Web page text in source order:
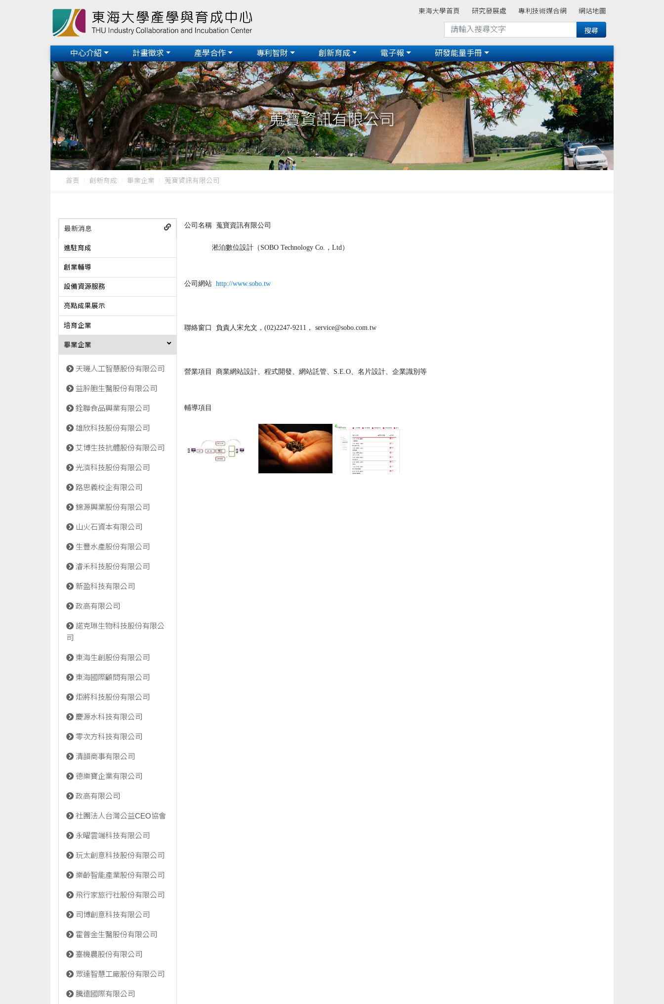
東海大學首頁 研究發展處 專利技術媒合網 網站地圖
中心介紹 計畫徵求 產學合作 專利智財 創新育成 電子報 研發能量手冊
蒐寶資訊有限公司
首頁 創新育成 畢業企業 蒐寶資訊有限公司
最新消息
進駐育成
創業輔導
設備資源服務
亮點成果展示
培育企業
畢業企業
天璣人工智慧股份有限公司
益肸胞生醫股份有限公司
銓聯食品興業有限公司
雄欣科技股份有限公司
艾博生技抗體股份有限公司
光濟科技股份有限公司
路思義校企有限公司
錦源興業股份有限公司
山火石資本有限公司
生豐水產股份有限公司
濬禾科技股份有限公司
新盈科技有限公司
政高有限公司
諾克琳生物科技股份有限公
司
東海生創股份有限公司
東海國際顧問有限公司
炬將科技股份有限公司
慶源水科技有限公司
零次方科技有限公司
清韻商事有限公司
德樂寶企業有限公司
政高有限公司
社團法人台灣公益CEO協會
永曜雲端科技有限公司
玩太創意科技股份有限公司
樂齡智能產業股份有限公司
飛行家旅行社股份有限公司
司博創意科技有限公司
霍普金生醫股份有限公司
臺機農股份有限公司
眾達智慧工廠股份有限公司
騰遠國際有限公司
公司名稱 蒐寶資訊有限公司
淞泊數位設計（SOBO Technology Co.，Ltd）
公司網站 http://www.sobo.tw
聯絡窗口 負責人宋允文，(02)2247-9211， service@sobo.com.tw
營業項目 商業網站設計、程式開發、網站託管、S.E.O、名片設計、企業識別等
輔導項目